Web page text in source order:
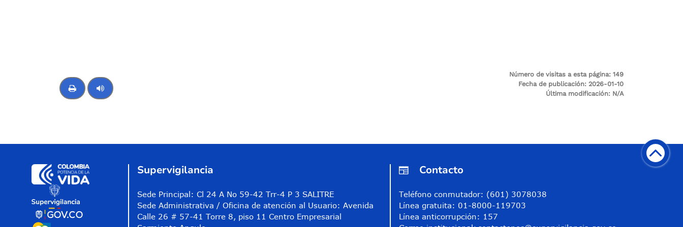
Número de visitas a esta página: 149
Fecha de publicación: 2026-01-10
Última modificación: N/A
Supervigilancia
Sede Principal: Cl 24 A No 59-42 Trr-4 P 3 SALITRE
Sede Administrativa / Oficina de atención al Usuario: Avenida
Calle 26 # 57-41 Torre 8, piso 11 Centro Empresarial
Contacto
Teléfono conmutador: (601) 3078038
Línea gratuita: 01-8000-119703
Línea anticorrupción: 157